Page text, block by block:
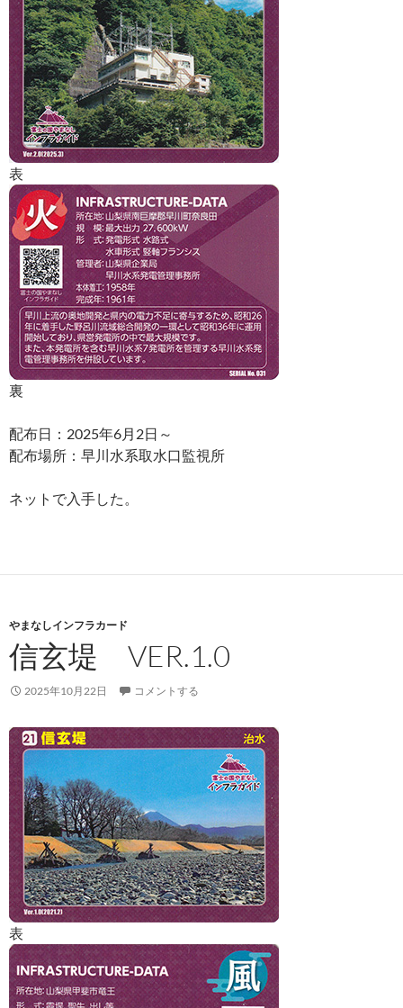
表
裏
配布日：2025年6月2日～
配布場所：早川水系取水口監視所
ネットで入手した。
やまなしインフラカード
信玄堤 VER.1.0
2025年10月22日 コメントする
表